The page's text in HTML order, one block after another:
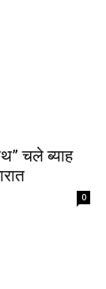
चले ब्याह
0